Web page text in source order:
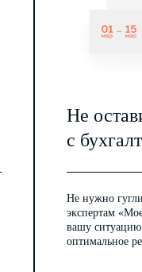
Не
с
Не нужно
экспертам
вашу
оптимальное